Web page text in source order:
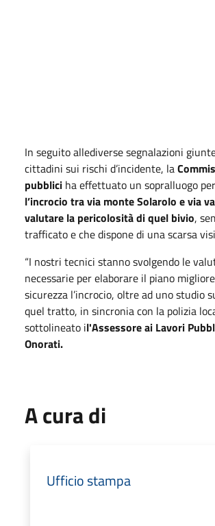
In seguito allediverse segnalazioni
cittadini sui rischi d’incidente, la
pubblici ha effettuato un sopralluogo
l’incrocio tra via monte Solarolo e via
valutare la pericolosità di quel bivio,
trafficato e che dispone di una scarsa
“I nostri tecnici stanno svolgendo le
necessarie per elaborare il piano
sicurezza l’incrocio, oltre ad uno studio
quel tratto, in sincronia con la polizia
sottolineato il'Assessore ai Lavori
Onorati.
A cura di
Ufficio stampa